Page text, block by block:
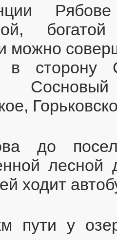
можно
сторону
до
лесной
ходит
пути у